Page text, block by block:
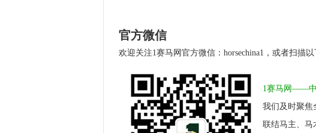
官方微信
欢迎关注1赛马网官方微信：horsechina1，或者扫描
1赛马网——中
我们及时聚焦
联结马主、马